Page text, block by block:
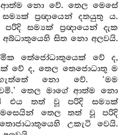
නො වේ. තෙල මෙසේ
ප්‍රඥායෙන් දතයුතු ය.
සම්‍යක් ප්‍රඥායෙන් දැක
අබ්ධාතුයෙහි සිත නො අලවයි.
තේජෝධාතුයෙක් වේ ද,
වේ ද, තෙල තෙජොධාතු ම
නො වේ. ‘මම
තෙල මාගේ ආත්ම නො
එය තත් වූ පරිදි සම්‍යක්
තෙල තත් වූ පරිදි
උකැටි වෙයි.